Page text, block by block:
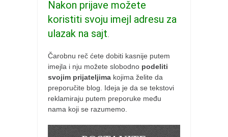
Nakon prijave možete
koristiti svoju imejl adresu za
ulazak na sajt
Čarobnu reč ćete dobiti kasnije putem
imejla i nju možete slobodno podeliti
svojim prijateljima kojima želite da
preporučite blog. Ideja je da se tekstovi
reklamiraju putem preporuke među
nama koji se razumemo.